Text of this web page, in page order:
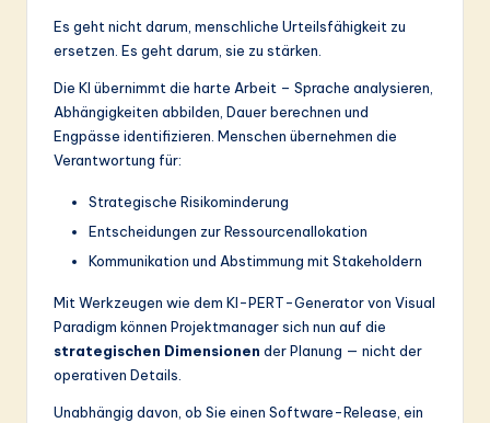
Es geht nicht darum, menschliche Urteilsfähigkeit zu
ersetzen. Es geht darum, sie zu stärken.
Die KI übernimmt die harte Arbeit – Sprache analysieren,
Abhängigkeiten abbilden, Dauer berechnen und
Engpässe identifizieren. Menschen übernehmen die
Verantwortung für:
Strategische Risikominderung
Entscheidungen zur Ressourcenallokation
Kommunikation und Abstimmung mit Stakeholdern
Mit Werkzeugen wie dem KI-PERT-Generator von Visual
Paradigm können Projektmanager sich nun auf die
strategischen Dimensionen der Planung — nicht der
operativen Details.
Unabhängig davon, ob Sie einen Software-Release, ein